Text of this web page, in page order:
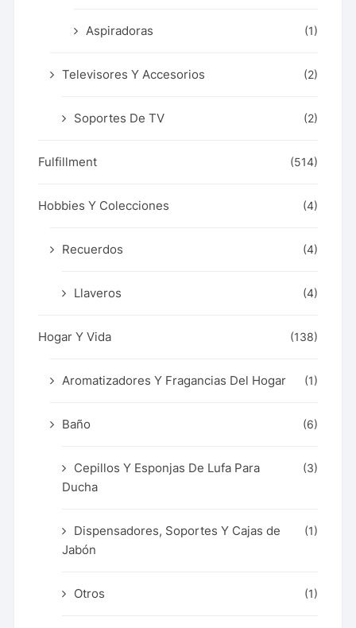
Aspiradoras (1)
Televisores Y Accesorios (2)
Soportes De TV (2)
Fulfillment (514)
Hobbies Y Colecciones (4)
Recuerdos (4)
Llaveros (4)
Hogar Y Vida (138)
Aromatizadores Y Fragancias Del Hogar (1)
Baño (6)
Cepillos Y Esponjas De Lufa Para
Ducha
(3)
Dispensadores, Soportes Y Cajas de
Jabón
(1)
Otros (1)